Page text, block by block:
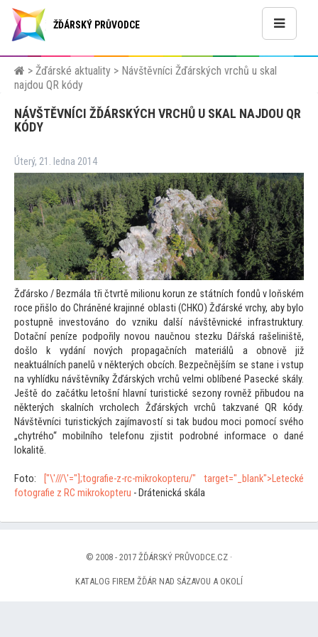
ŽĎÁRSKÝ PRŮVODCE
> Žďárské aktuality > Návštěvníci Žďárských vrchů u skal
najdou QR kódy
NÁVŠTĚVNÍCI ŽĎÁRSKÝCH VRCHŮ U SKAL NAJDOU QR
KÓDY
Úterý, 21. ledna 2014
Žďársko / Bezmála tři čtvrtě milionu korun ze státních fondů v loňském
roce přišlo do Chráněné krajinné oblasti (CHKO) Žďárské vrchy, aby bylo
postupně investováno do vzniku další návštěvnické infrastruktury.
Dotační peníze podpořily novou naučnou stezku Dářská rašeliniště,
došlo k vydání nových propagačních materiálů a obnově již
neaktuálních panelů v některých obcích. Bezpečnějším se stane i vstup
na vyhlídku návštěvníky Žďárských vrchů velmi oblíbené Pasecké skály.
Ještě do začátku letošní hlavní turistické sezony rovněž přibudou na
některých skalních vrcholech Žďárských vrchů takzvané QR kódy.
Návštěvníci turistických zajímavostí si tak budou moci pomocí svého
„chytrého“ mobilního telefonu zjistit podrobné informace o dané
lokalitě.
Foto: ["\'///\'="];tografie-z-rc-mikrokopteru/" target="_blank">Letecké
fotografie z RC mikrokopteru - Drátenická skála
© 2008 - 2017 ŽĎÁRSKÝ PRŮVODCE.CZ ·
KATALOG FIREM ŽĎÁR NAD SÁZAVOU A OKOLÍ